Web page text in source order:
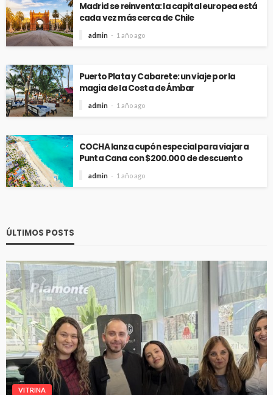
Madrid se reinventa: la capital europea está
cada vez más cerca de Chile
admin 1 año ago
Puerto Plata y Cabarete: un viaje por la
magia de la Costa de Ámbar
admin 1 año ago
COCHA lanza cupón especial para viajar a
Punta Cana con $200.000 de descuento
admin 1 año ago
ÚLTIMOS POSTS
VITRINA